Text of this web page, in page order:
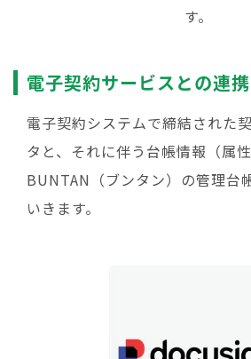
す。
電子契約サービスとの連携
電子契約システムで締結された
タと、それに伴う台帳情報（属
BUNTAN（ブンタン）の管理台
いきます。